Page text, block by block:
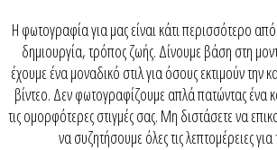
H φωτογραφία για μας είναι κάτι περισσότερο
δημιουργία, τρόπος ζωής. Δίνουμε βάση στη
έχουμε ένα μοναδικό στιλ για όσους εκτιμούν την
βίντεο. Δεν φωτογραφίζουμε απλά πατώντας ένα
τις ομορφότερες στιγμές σας. Μη διστάσετε να
να συζητήσουμε όλες τις λεπτομέρειες